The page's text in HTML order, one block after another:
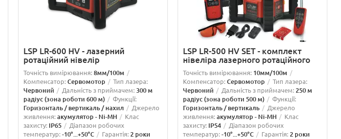
LSP LR-600 HV - лазерний
ротаційний нівелір
Точність вимірювання:8мм/100м
Компенсатор:Сервомотор Тип лазера:
Червоний Дальність з приймачем:300 м
радіус (зона роботи 600 м)
Функції:
Горизонталь / вертикаль / нахил
Джерело
живлення:акумулятор - Ni-MH
Клас
захисту: IP65
Діапазон робочих
температур:-10°...+50°C Гарантія:2 роки
LSP LR-500 HV SET - комплект
нівеліра лазерного ротаційного
Точність вимірювання: 10мм/100м
Компенсатор:Сервомотор Тип лазера:
Червоний Дальність з приймачем:250 м
радіус (зона роботи 500 м)
Функції:
Горизонталь / вертикаль
Джерело
живлення:акумулятор - Ni-MH
Клас
захисту: IP54
Діапазон робочих
температур:-10°...+50°C Гарантія:2 роки